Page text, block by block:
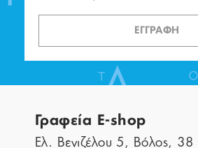
ΕΓΓΡΑΦΗ
Γραφεία E-shop
Ελ. Βενιζέλου 5, Βόλος,